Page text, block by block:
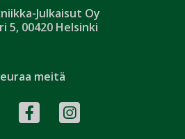
Julkaisut Oy
5, 00420 Helsinki
meitä